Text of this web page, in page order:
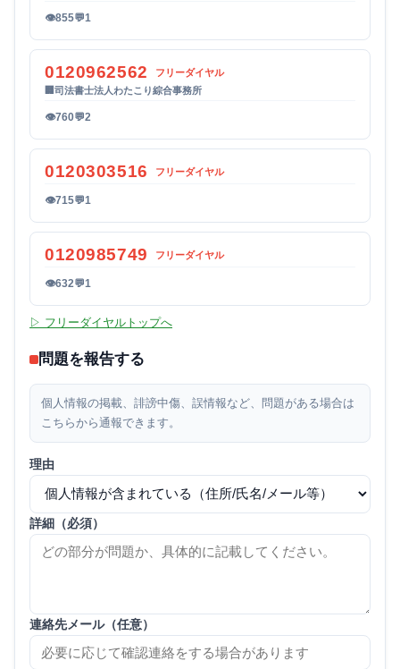
👁855💬1
0120962562
フリーダイヤル
司法書士法人わたこり綜合事務所
👁760💬2
0120303516 フリーダイヤル
👁715💬1
0120985749 フリーダイヤル
👁632💬1
▷ フリーダイヤルトップへ
問題を報告する
個人情報の掲載、誹謗中傷、誤情報など、問題がある場合は
こちらから通報できます。
理由
詳細（必須）
連絡先メール（任意）